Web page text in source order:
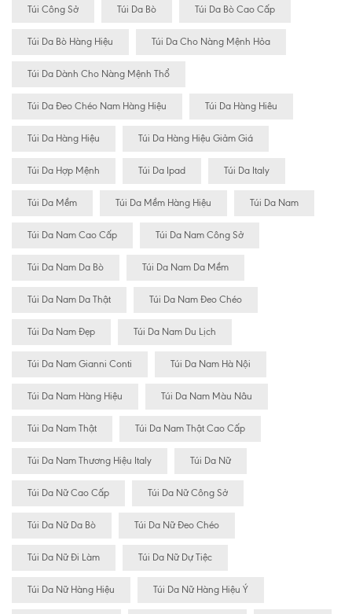
Túi Công Sở Túi Da Bò Túi Da Bò Cao Cấp
Túi Da Bò Hàng Hiệu Túi Da Cho Nàng Mệnh Hỏa
Túi Da Dành Cho Nàng Mệnh Thổ
Túi Da Đeo Chéo Nam Hàng Hiệu Túi Da Hàng Hiêu
Túi Da Hàng Hiệu Túi Da Hàng Hiệu Giảm Giá
Túi Da Hợp Mệnh Túi Da Ipad Túi Da Italy
Túi Da Mềm Túi Da Mềm Hàng Hiệu Túi Da Nam
Túi Da Nam Cao Cấp Túi Da Nam Công Sở
Túi Da Nam Da Bò Túi Da Nam Da Mềm
Túi Da Nam Da Thật Túi Da Nam Đeo Chéo
Túi Da Nam Đẹp Túi Da Nam Du Lịch
Túi Da Nam Gianni Conti Túi Da Nam Hà Nội
Túi Da Nam Hàng Hiệu Túi Da Nam Màu Nâu
Túi Da Nam Thật Túi Da Nam Thật Cao Cấp
Túi Da Nam Thương Hiệu Italy Túi Da Nữ
Túi Da Nữ Cao Cấp Túi Da Nữ Công Sở
Túi Da Nữ Da Bò Túi Da Nữ Đeo Chéo
Túi Da Nữ Đi Làm Túi Da Nữ Dự Tiệc
Túi Da Nữ Hàng Hiệu Túi Da Nữ Hàng Hiệu Ý